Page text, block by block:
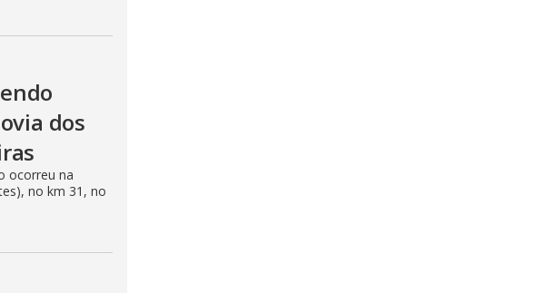
dos
ocorreu na
no km 31, no